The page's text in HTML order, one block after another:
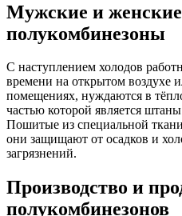
Мужские и женские
полукомбинезоны
С наступлением холодов
времени на открытом воздухе
помещениях, нуждаются в
частью которой является
Пошитые из специальной
они защищают от осадков и
загрязнений.
Производство и
полукомбинезонов